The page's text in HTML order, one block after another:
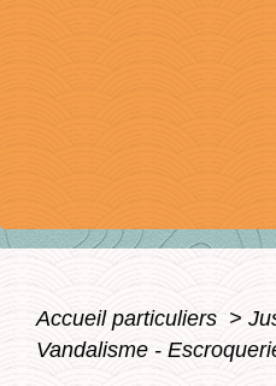
Accueil particuliers >
Vandalisme -